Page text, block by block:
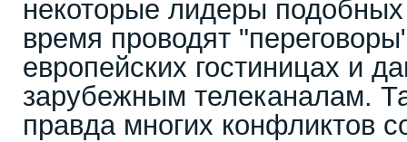
некоторые лидеры
время проводят
европейских гостиницах и
зарубежным телеканалам.
правда многих конфликтов